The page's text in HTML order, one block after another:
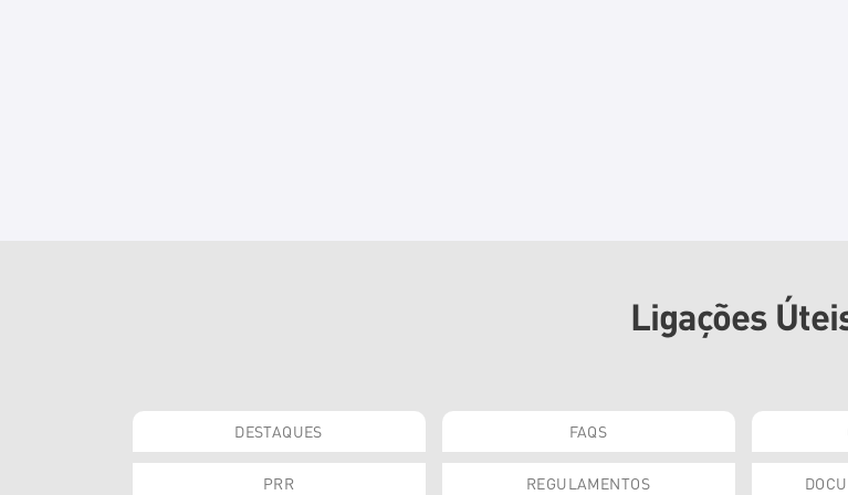
Ligações
DESTAQUES FAQS
PRR REGULAMENTOS